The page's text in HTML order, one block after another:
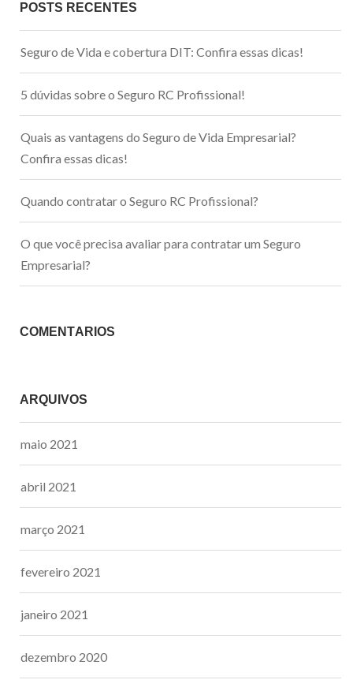
POSTS RECENTES
Seguro de Vida e cobertura DIT: Confira essas dicas!
5 dúvidas sobre o Seguro RC Profissional!
Quais as vantagens do Seguro de Vida Empresarial?
Confira essas dicas!
Quando contratar o Seguro RC Profissional?
O que você precisa avaliar para contratar um Seguro
Empresarial?
COMENTÁRIOS
ARQUIVOS
maio 2021
abril 2021
março 2021
fevereiro 2021
janeiro 2021
dezembro 2020